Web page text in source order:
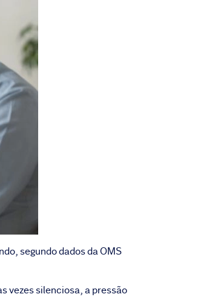
segundo dados da OMS
vezes silenciosa, a pressão